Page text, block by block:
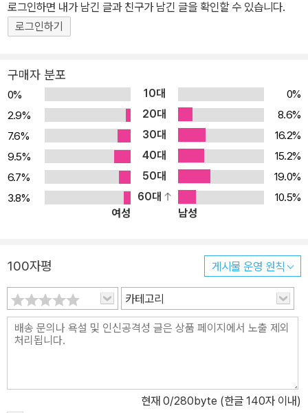
추를 비롯하여 태양신전, 깊은 숲 속의 유적군, 전 국토를 망라하는 잉
카 길 등 정교하게 짜 맞춘 석조 기술이 돋보이는 신비한 유적들이 즐
태동과 번성의 역사를 총체적으로 알아본다. 쿠스코 지방의 작은 정
치 세력에 불과했던 잉카가 어떻게 제국을 건설할 수 있었는지, 잉카
를 둘러싼 자연 환경, 사회, 문화, 경제 등을 살펴보며 그 실마리를 풀
어본다. 잉카의 역사를 움직인 다양한 요인을 살펴보면서, 잉카 문명
이 남긴 유적의 위대함과 신비함의 원동력을 엿볼 수 있을 것이다. 풍
부한 사진 자료로 잉카 문명을 역사적 현장을 살펴본다!! 잉카 곳곳에
남겨진 유적의 흔적들은, 전성기 시절 잉카의 위용을 가늠해볼 수 있
는 중요한 문화 유산들이다. 그 유적들 하나하나에 잉카의 정신, 기술,
낄 수 있는 유적의 사진들을 매우 풍부하게 수록하였다. 유물의 세세
한 사진부터 유적지 전체 전경까지, 적절하게 사진을 배치하여 최대
한 독자들의 이해를 돕고 있다. 잉카의 당시 의례, 식문화, 사회, 경제
등이 어떠한 방식으로 이루어져 왔는지 상세하게 알 수 있는 것은 물
론, 오늘날 잉카의 후예들의 생활도 살펴봄으로써 문화가 어떻게 전
승되어오고 있는지도 알아본다. 잉카 제국의 총체적인 역사를 자세하
것이다.
로그인하면 내가 남긴 글과 친구가 남긴 글을 확인할 수 있습니다.
로그인하기
구매자 분포
0% 10대
0%
2.9%
20대
8.6%
7.6%
30대
16.2%
9.5%
40대
15.2%
6.7%
50대
19.0%
3.8%
60대
10.5%
여성
남성
100자평 게시물 운영 원칙
카테고리
현재 0/280byte (한글 140자 이내)